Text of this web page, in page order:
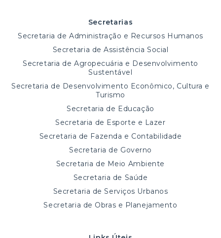
Secretarias
Secretaria de Administração e Recursos Humanos
Secretaria de Assistência Social
Secretaria de Agropecuária e Desenvolvimento
Sustentável
Secretaria de Desenvolvimento Econômico, Cultura e
Turismo
Secretaria de Educação
Secretaria de Esporte e Lazer
Secretaria de Fazenda e Contabilidade
Secretaria de Governo
Secretaria de Meio Ambiente
Secretaria de Saúde
Secretaria de Serviços Urbanos
Secretaria de Obras e Planejamento